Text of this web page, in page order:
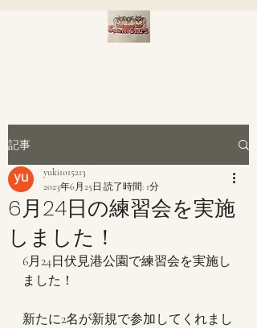
記事
6月24日の練習会を実施
しました！
yuki1015213
2023年6月25日 読了時間: 1分
6月24日伏見港公園で練習会を実施し
ました！
新たに2名が新規で参加してくれまし